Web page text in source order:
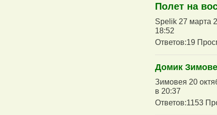
Полет на
Spelik 27 марта
18:52
Ответов:19
Домик
Зимовея 20
в 20:37
Ответов:1153